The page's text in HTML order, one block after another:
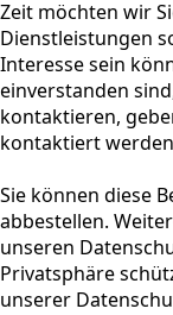
Zeit möchten wir
Dienstleistungen
Interesse sein
einverstanden
kontaktieren,
kontaktiert
Sie können diese
abbestellen.
unseren
Privatsphäre
unserer